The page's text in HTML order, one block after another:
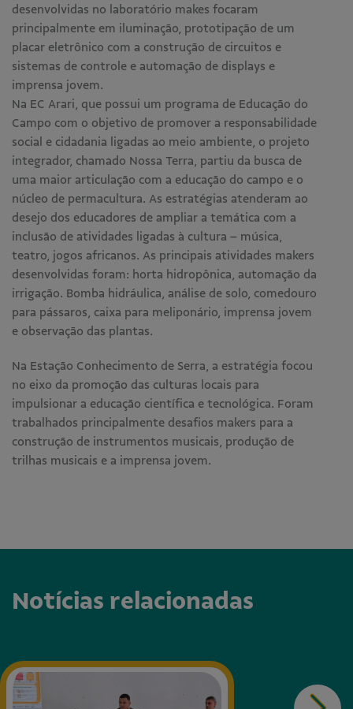
desenvolvidas no laboratório makes focaram
principalmente em iluminação, prototipação de um
placar eletrônico com a construção de circuitos e
sistemas de controle e automação de displays e
imprensa jovem.
Na EC Arari, que possui um programa de Educação do
Campo com o objetivo de promover a responsabilidade
social e cidadania ligadas ao meio ambiente, o projeto
integrador, chamado Nossa Terra, partiu da busca de
uma maior articulação com a educação do campo e o
núcleo de permacultura. As estratégias atenderam ao
desejo dos educadores de ampliar a temática com a
inclusão de atividades ligadas à cultura – música,
teatro, jogos africanos. As principais atividades makers
desenvolvidas foram: horta hidropônica, automação da
irrigação. Bomba hidráulica, análise de solo, comedouro
para pássaros, caixa para meliponário, imprensa jovem
e observação das plantas.
Na Estação Conhecimento de Serra, a estratégia focou
no eixo da promoção das culturas locais para
impulsionar a educação científica e tecnológica. Foram
trabalhados principalmente desafios makers para a
construção de instrumentos musicais, produção de
trilhas musicais e a imprensa jovem.
Notícias relacionadas